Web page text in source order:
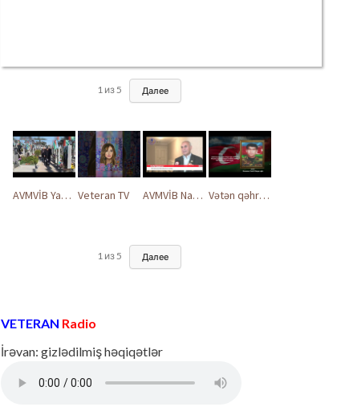
1 из5 Далее
AVMVİB Yasamal rayon şöbəsinin kollektivi Şəhidlər Xiyabanında Veteran TV AVMVİB Naxçıvan MR təşkilatı şəhidlərimizin xatirəsinə həsr olunmuş tədbir keçirdi Vətən qəhrəmanları ilə ucalır
1 из 5 Далее
VETERAN Radio
İrəvan: gizlədilmiş həqiqətlər